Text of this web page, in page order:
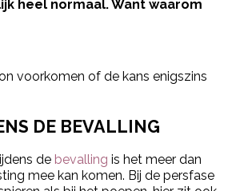
heel normaal. Want waarom
voorkomen of de kans enigszins
DE BEVALLING
de bevalling is het meer dan
mee kan komen. Bij de persfase